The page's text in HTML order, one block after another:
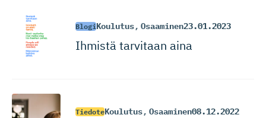
BlogiKoulutus, Osaaminen23.01.2023
Ihmistä tarvitaan aina
TiedoteKoulutus, Osaaminen08.12.2022